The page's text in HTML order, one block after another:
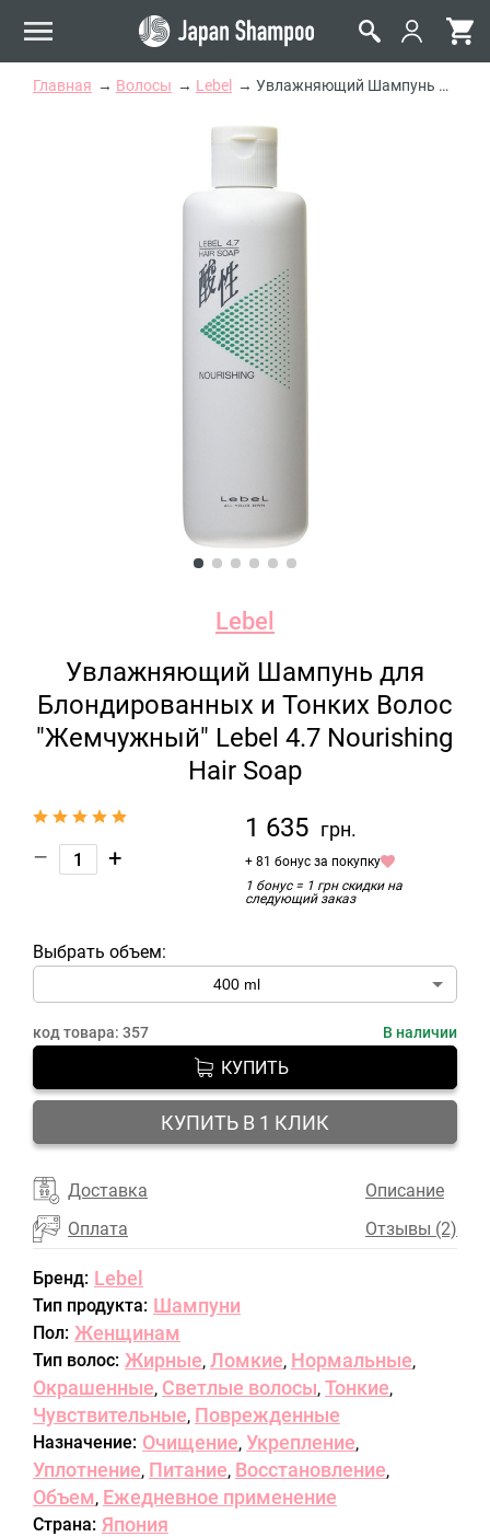
Главная Волосы Lebel Увлажняющий Шампунь для Блондированных и Тонких Волос "Жемчужный" Lebel 4.7 Nourishing Hair Soap
Lebel
Увлажняющий Шампунь для
Блондированных и Тонких Волос
"Жемчужный" Lebel 4.7 Nourishing
Hair Soap
– +
1 635 грн.
+ 81 бонус за покупку
1 бонус = 1 грн скидки на
следующий заказ
Выбрать объем:
код товара: 357 В наличии
КУПИТЬ
КУПИТЬ В 1 КЛИК
Доставка
Оплата
Описание
Отзывы (2)
Бренд: Lebel
Тип продукта: Шампуни
Пол: Женщинам
Тип волос: Жирные, Ломкие, Нормальные,
Окрашенные, Светлые волосы, Тонкие,
Чувствительные, Поврежденные
Назначение: Очищение, Укрепление,
Уплотнение, Питание, Восстановление,
Объем, Ежедневное применение
Страна: Япония